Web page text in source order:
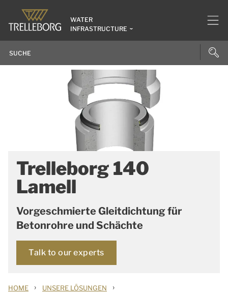
WATER
INFRASTRUCTURE
Trelleborg 140
Lamell
Vorgeschmierte Gleitdichtung für
Betonrohre und Schächte
Talk to our experts
HOME › UNSERE LÖSUNGEN ›